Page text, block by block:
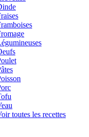
toutes les recettes